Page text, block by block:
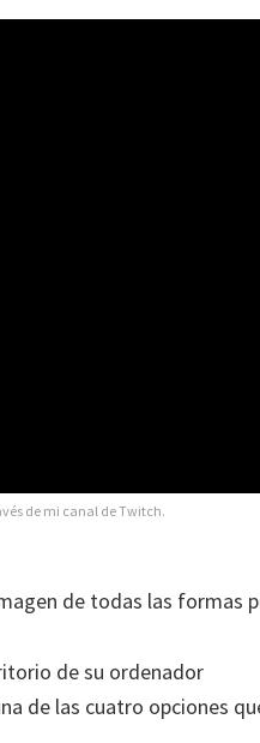
de mi canal de Twitch.
de todas las formas
de su ordenador
de las cuatro opciones